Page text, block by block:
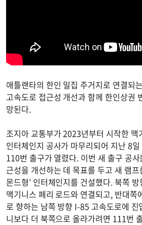
애틀랜타의 한인 밀집 주거지로 연결되
고속도로 접근성 개선과 함께 한인상권
망된다.
조지아 교통부가 2023년부터 시작한 맥
인터체인지 공사가 마무리되어 지난 8
110번 출구가 열렸다. 이번 새 출구 공
근성을 개선하는 데 목표를 두고 새 램프
몬드형’ 인터체인지를 건설했다. 북쪽
맥기니스 페리 로드와 연결되고, 반대쪽
로 향하는 남쪽 방향 I-85 고속도로에 진
니보다 더 북쪽으로 올라가려면 111번